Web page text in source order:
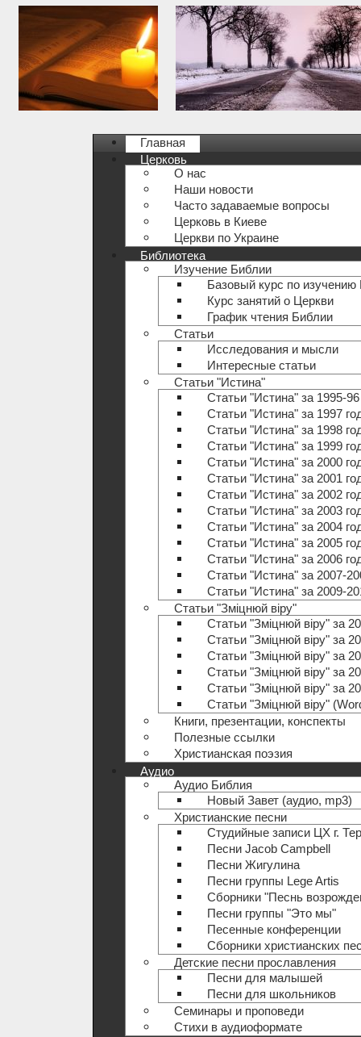
Главная
Церковь
О нас
Наши новости
Часто задаваемые вопросы
Церковь в Киеве
Церкви по Украине
Библиотека
Изучение Библии
Базовый курс по изучению
Курс занятий о Церкви
График чтения Библии
Статьи
Исследования и мысли
Интересные статьи
Статьи "Истина"
Статьи "Истина" за 1995-
Статьи "Истина" за 1997
Статьи "Истина" за 1998
Статьи "Истина" за 1999
Статьи "Истина" за 2000
Статьи "Истина" за 2001
Статьи "Истина" за 2002
Статьи "Истина" за 2003
Статьи "Истина" за 2004
Статьи "Истина" за 2005
Статьи "Истина" за 2006
Статьи "Истина" за 2007-
Статьи "Истина" за 2009-
Статьи "Зміцнюй віру"
Статьи "Зміцнюй віру" за
Статьи "Зміцнюй віру" за
Статьи "Зміцнюй віру" за
Статьи "Зміцнюй віру" за
Статьи "Зміцнюй віру" за
Статьи "Зміцнюй віру"
Книги, презентации, конспекты
Полезные ccылки
Христианская поэзия
Аудио
Аудио Библия
Новый Завет (аудио, mp3)
Христианские песни
Студийные записи ЦХ г.
Песни Jacob Campbell
Песни Жигулина
Песни группы Lege Artis
Сборники "Песнь
Песни группы "Это мы"
Песенные конференции
Сборники христианских
Детские песни прославления
Песни для малышей
Песни для школьников
Семинары и проповеди
Стихи в аудиоформате